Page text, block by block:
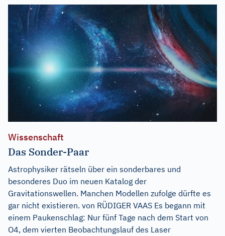
Wissenschaft
Das Sonder-Paar
Astrophysiker rätseln über ein sonderbares und
besonderes Duo im neuen Katalog der
Gravitationswellen. Manchen Modellen zufolge dürfte es
gar nicht existieren. von RÜDIGER VAAS Es begann mit
einem Paukenschlag: Nur fünf Tage nach dem Start von
O4, dem vierten Beobachtungslauf des Laser